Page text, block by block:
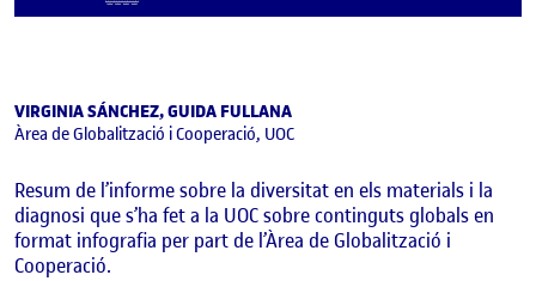
VIRGINIA SÁNCHEZ, GUIDA FULLANA
Àrea de Globalització i Cooperació, UOC
Resum de l’informe sobre la diversitat en els materials i la
diagnosi que s’ha fet a la UOC sobre continguts globals en
format infografia per part de l’Àrea de Globalització i
Cooperació.